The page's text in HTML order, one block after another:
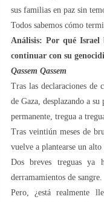
sus familias en paz sin
Todos sabemos cómo
Análisis: Por qué Israel
continuar con su
Qassem Qassem
Tras las declaraciones de
de Gaza, desplazando a
permanente, tregua a
Tras veintiún meses de
vuelve a plantearse un
Dos breves treguas ya
derramamientos de sangre.
Pero, ¿está realmente